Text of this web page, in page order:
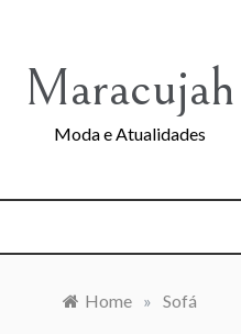
Maracujah
Moda e Atualidades
Home » Sofá